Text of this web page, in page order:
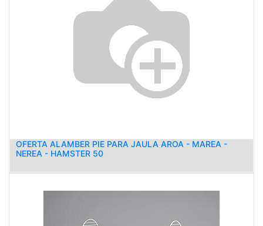
OFERTA ALAMBER PIE PARA JAULA AROA - MAREA -
NEREA - HAMSTER 50